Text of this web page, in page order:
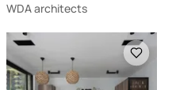
WDA architects
Loading